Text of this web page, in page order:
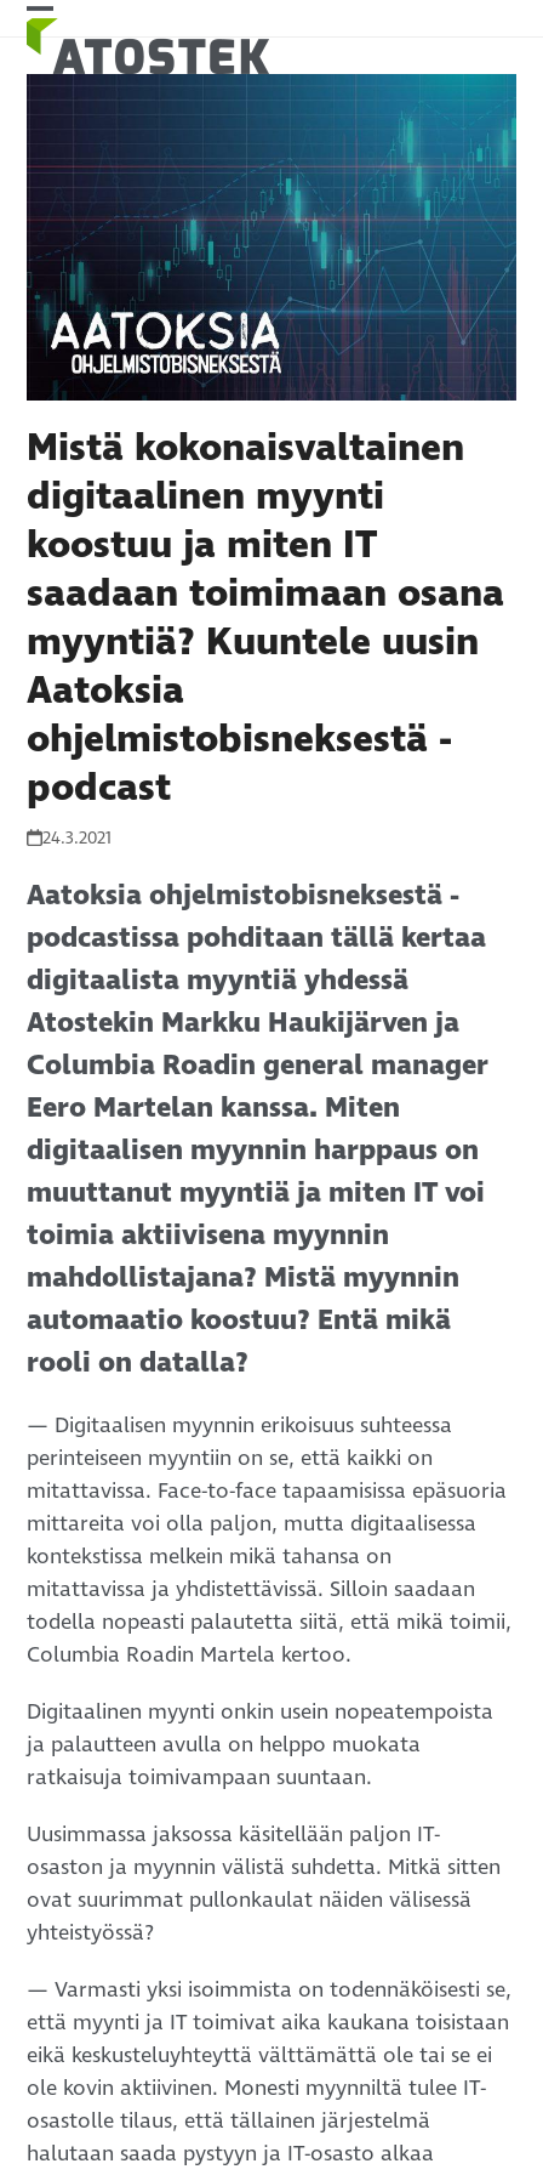
Skip
content
Open
mobile
Close
mobile
Mistä kokonaisvaltainen
digitaalinen myynti
koostuu ja miten IT
saadaan toimimaan osana
myyntiä? Kuuntele uusin
Aatoksia
ohjelmistobisneksestä -
podcast
24.3.2021
Aatoksia ohjelmistobisneksestä -
podcastissa pohditaan tällä kertaa
digitaalista myyntiä yhdessä
Atostekin Markku Haukijärven ja
Columbia Roadin general manager
Eero Martelan kanssa. Miten
digitaalisen myynnin harppaus on
muuttanut myyntiä ja miten IT voi
toimia aktiivisena myynnin
mahdollistajana? Mistä myynnin
automaatio koostuu? Entä mikä
rooli on datalla?
— Digitaalisen myynnin erikoisuus suhteessa
perinteiseen myyntiin on se, että kaikki on
mitattavissa. Face-to-face tapaamisissa epäsuoria
mittareita voi olla paljon, mutta digitaalisessa
kontekstissa melkein mikä tahansa on
mitattavissa ja yhdistettävissä. Silloin saadaan
todella nopeasti palautetta siitä, että mikä toimii,
Columbia Roadin Martela kertoo.
Digitaalinen myynti onkin usein nopeatempoista
ja palautteen avulla on helppo muokata
ratkaisuja toimivampaan suuntaan.
Uusimmassa jaksossa käsitellään paljon IT-
osaston ja myynnin välistä suhdetta. Mitkä sitten
ovat suurimmat pullonkaulat näiden välisessä
yhteistyössä?
— Varmasti yksi isoimmista on todennäköisesti se,
että myynti ja IT toimivat aika kaukana toisistaan
eikä keskusteluyhteyttä välttämättä ole tai se ei
ole kovin aktiivinen. Monesti myynniltä tulee IT-
osastolle tilaus, että tällainen järjestelmä
halutaan saada pystyyn ja IT-osasto alkaa